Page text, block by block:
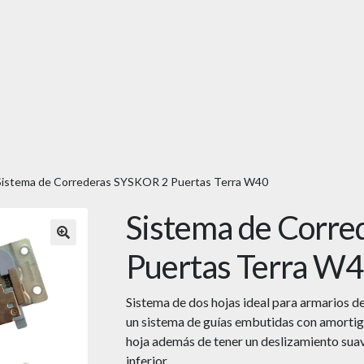
de Correderas SYSKOR 2 Puertas Terra W40
Sistema de
Puertas Terra
Sistema de dos hojas ideal para armarios
un sistema de guías embutidas con
hoja además de tener un deslizamiento
inferior.